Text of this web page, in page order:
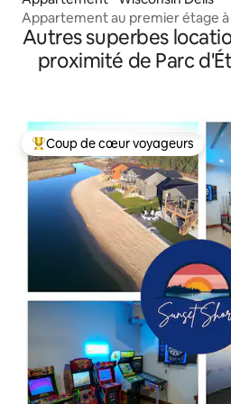
Appartement au premier étage à
acceptés !
Autres superbes
proximité de Parc
Coups de cœur voyageurs les plus
Coup de cœur voyageurs